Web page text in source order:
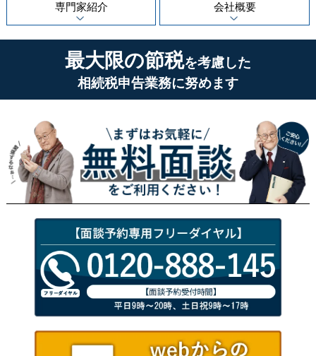
専門家紹介 会社概要
最大限の節税を考慮した
相続税申告業務に努めます